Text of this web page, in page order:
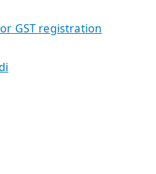
GST registration